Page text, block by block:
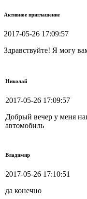
Активное приглашение
2017-05-26 17:09:57
Здравствуйте! Я могу
Николай
2017-05-26 17:09:57
Добрый вечер у меня
автомобиль
Владимир
2017-05-26 17:10:51
да конечно